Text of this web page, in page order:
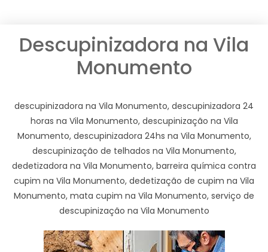
Descupinizadora na Vila
Monumento
descupinizadora na Vila Monumento, descupinizadora 24
horas na Vila Monumento, descupinização na Vila
Monumento, descupinizadora 24hs na Vila Monumento,
descupinização de telhados na Vila Monumento,
dedetizadora na Vila Monumento, barreira química contra
cupim na Vila Monumento, dedetização de cupim na Vila
Monumento, mata cupim na Vila Monumento, serviço de
descupinização na Vila Monumento